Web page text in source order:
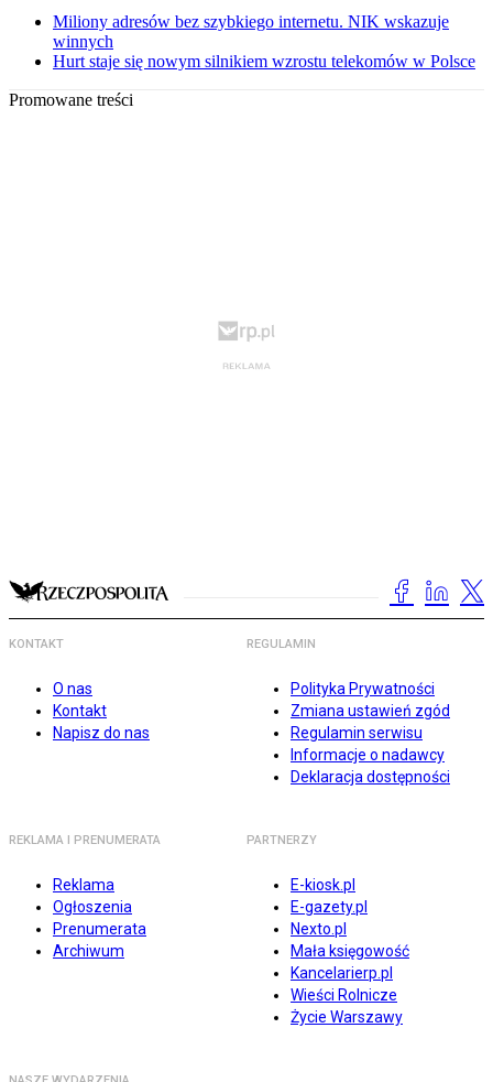
Miliony adresów bez szybkiego internetu. NIK wskazuje
winnych
Hurt staje się nowym silnikiem wzrostu telekomów w Polsce
Promowane treści
KONTAKT
O nas
Kontakt
Napisz do nas
REGULAMIN
Polityka Prywatności
Zmiana ustawień zgód
Regulamin serwisu
Informacje o nadawcy
Deklaracja dostępności
REKLAMA I PRENUMERATA
Reklama
Ogłoszenia
Prenumerata
Archiwum
PARTNERZY
E-kiosk.pl
E-gazety.pl
Nexto.pl
Mała księgowość
Kancelarierp.pl
Wieści Rolnicze
Życie Warszawy